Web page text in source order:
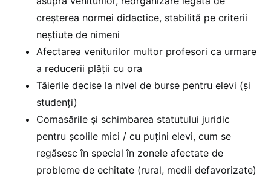
creșterea normei didactice, stabilită pe criterii
neștiute de nimeni
Afectarea veniturilor multor profesori ca urmare
a reducerii plății cu ora
Tăierile decise la nivel de burse pentru elevi (și
studenți)
Comasările și schimbarea statutului juridic
pentru școlile mici / cu puțini elevi, cum se
regăsesc în special în zonele afectate de
probleme de echitate (rural, medii defavorizate)